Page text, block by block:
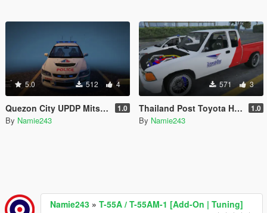
5.0 512 4
Quezon City UPDP Mitsubishi Lancer EVO IX 1.0
By Namie243
571 3
Thailand Post Toyota Hilux Mighty X 1.0
By Namie243
Namie243 » T-55A / T-55AM-1 [Add-On | Tuning]